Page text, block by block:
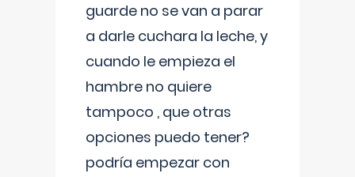
guarde no se van a parar
a darle cuchara la leche, y
cuando le empieza el
hambre no quiere
tampoco , que otras
opciones puedo tener?
podría empezar con